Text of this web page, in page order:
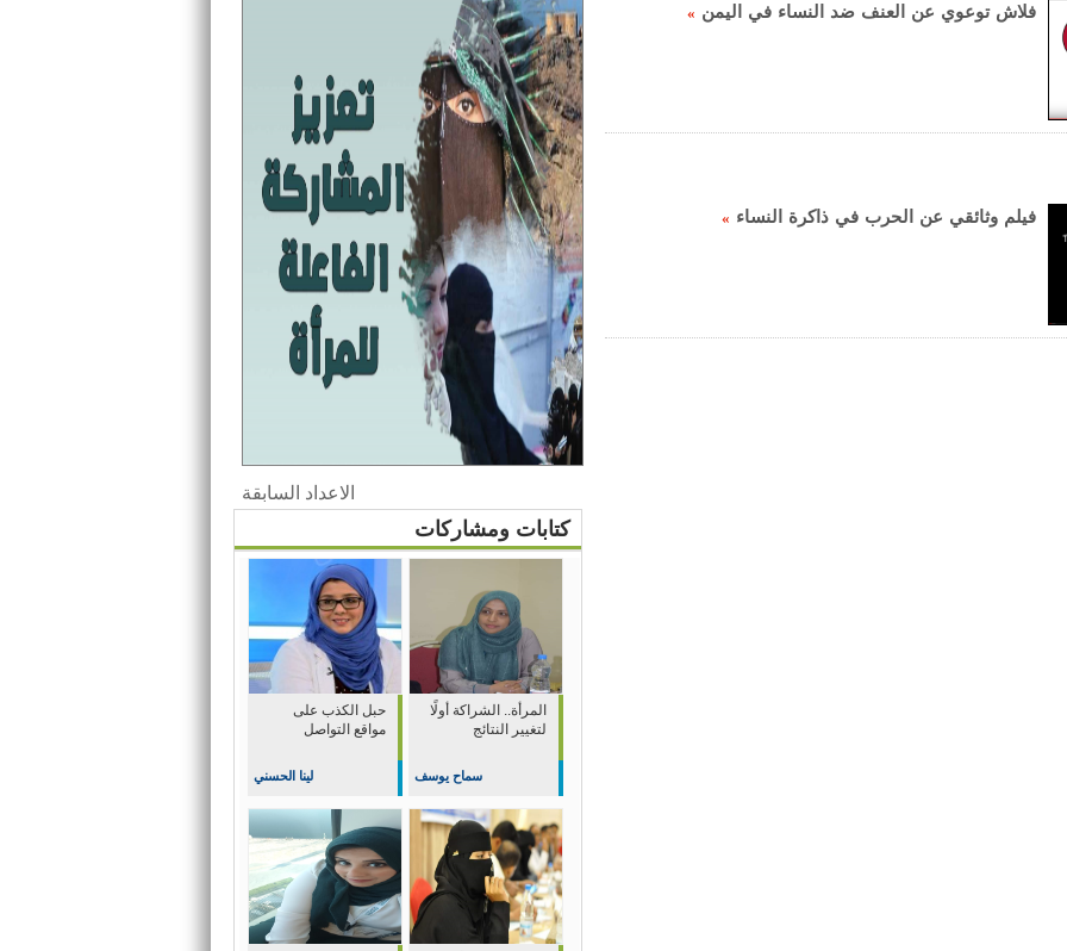
الاعداد السابقة
كتابات ومشاركات
حبل الكذب على
مواقع التواصل
لينا الحسني
المرأة.. الشراكة أولًا
لتغيير النتائج
سماح يوسف
فلاش توعوي عن العنف ضد النساء في اليمن »
فيلم وثائقي عن الحرب في ذاكرة النساء »